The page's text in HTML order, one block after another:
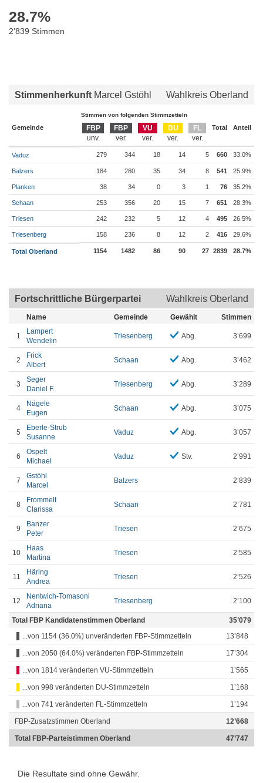
28.7%
2’839 Stimmen
Stimmenherkunft Marcel Gstöhl Wahlkreis Oberland
Stimmen von folgenden Stimmzetteln
Gemeinde FBP FBP VU DU FL Total Anteil
Vaduz 279 344 18 14 5 660 33.0%
Balzers 184 280 35 34 8 541 25.9%
Planken 38 34 0 3 1 76 35.2%
Schaan 253 356 20 15 7 651 28.3%
Triesen 242 232 5 12 4 495 26.5%
Triesenberg 158 236 8 12 2 416 29.6%
Total Oberland 1154 1482 86 90 27 2839 28.7%
Fortschrittliche Bürgerpartei Wahlkreis Oberland
Name Gemeinde Gewählt Stimmen
1
Lampert
Wendelin
Triesenberg Abg. 3’699
2
Frick
Albert
Schaan Abg. 3’462
3
Seger
Daniel F.
Triesenberg Abg. 3’289
4
Nägele
Eugen
Schaan Abg. 3’075
5
Eberle-Strub
Susanne
Vaduz Abg. 3’057
6
Ospelt
Michael
Vaduz Stv. 2’991
7
Gstöhl
Marcel
Balzers 2’839
8
Frommelt
Clarissa
Schaan 2’781
9
Banzer
Peter
Triesen 2’675
10
Haas
Martina
Triesen 2’585
11
Häring
Andrea
Triesen 2’526
12
Nentwich-Tomasoni
Adriana
Triesenberg 2’100
Total FBP Kandidatenstimmen Oberland
35’079
...von 1154 (36.0%) unveränderten FBP-Stimmzetteln
13’848
...von 2050 (64.0%) veränderten FBP-Stimmzetteln 17’304
...von 1814 veränderten VU-Stimmzetteln 1’565
...von 998 veränderten DU-Stimmzetteln 1’168
...von 741 veränderten FL-Stimmzetteln 1’194
FBP-Zusatzstimmen Oberland 12’668
Total FBP-Parteistimmen Oberland 47’747
Die Resultate sind ohne Gewähr.